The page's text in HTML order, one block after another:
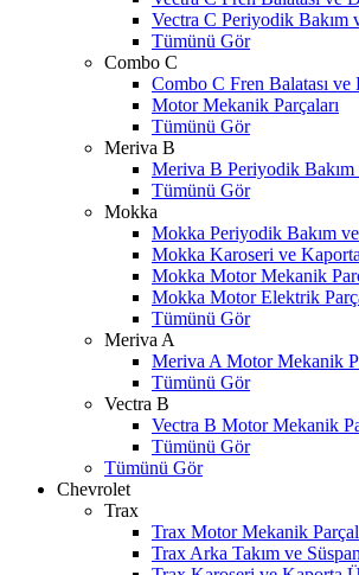
Vectra C Periyodik Bakım
Tümünü Gör
Combo C
Combo C Fren Balatası ve
Motor Mekanik Parçaları
Tümünü Gör
Meriva B
Meriva B Periyodik Bakım
Tümünü Gör
Mokka
Mokka Periyodik Bakım
Mokka Karoseri ve
Mokka Motor Mekanik
Mokka Motor Elektrik
Tümünü Gör
Meriva A
Meriva A Motor Mekanik
Tümünü Gör
Vectra B
Vectra B Motor Mekanik
Tümünü Gör
Tümünü Gör
Chevrolet
Trax
Trax Motor Mekanik
Trax Arka Takım ve